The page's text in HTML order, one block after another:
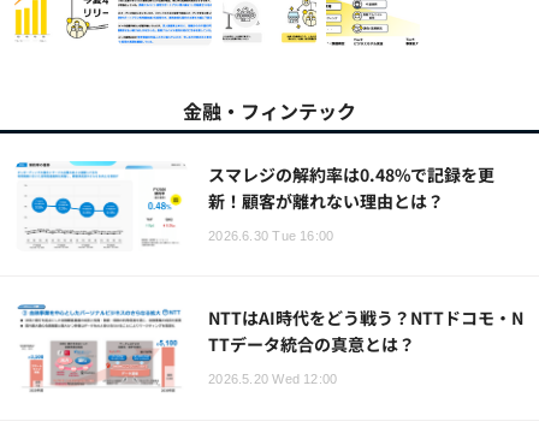
金融・フィンテック
スマレジの解約率は0.48%で記録を更
新！顧客が離れない理由とは？
2026.6.30 Tue 16:00
NTTはAI時代をどう戦う？NTTドコモ・N
TTデータ統合の真意とは？
2026.5.20 Wed 12:00